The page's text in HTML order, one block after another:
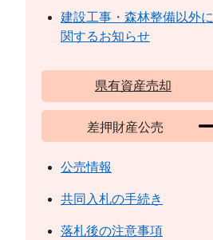
建設工事・森林整備以外に
関するお知らせ
県有資産売却
差押財産公売
公売情報
共同入札の手続き
落札後の注意事項